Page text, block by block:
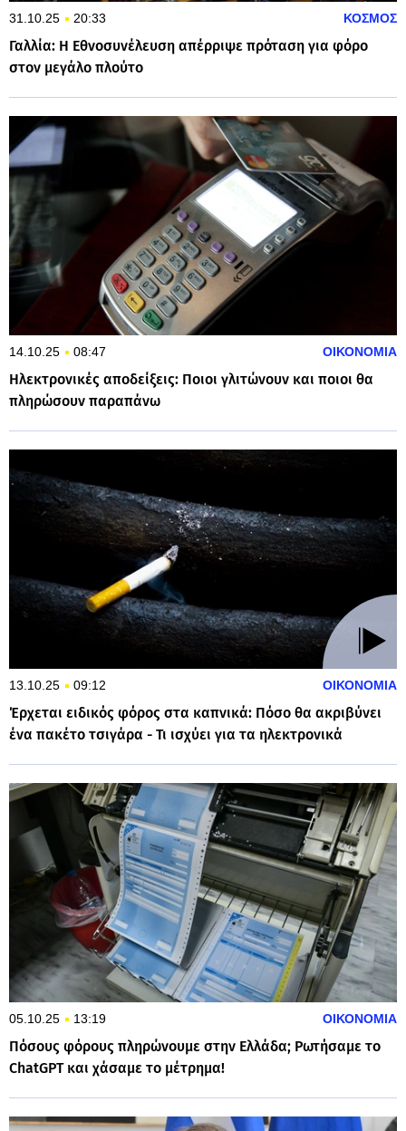
31.10.25 20:33 ΚΟΣΜΟΣ
Γαλλία: Η Εθνοσυνέλευση απέρριψε πρόταση για φόρο
στον μεγάλο πλούτο
14.10.25 08:47 ΟΙΚΟΝΟΜΙΑ
Ηλεκτρονικές αποδείξεις: Ποιοι γλιτώνουν και ποιοι θα
πληρώσουν παραπάνω
13.10.25 09:12 ΟΙΚΟΝΟΜΙΑ
Έρχεται ειδικός φόρος στα καπνικά: Πόσο θα ακριβύνει
ένα πακέτο τσιγάρα - Τι ισχύει για τα ηλεκτρονικά
05.10.25 13:19 ΟΙΚΟΝΟΜΙΑ
Πόσους φόρους πληρώνουμε στην Ελλάδα; Ρωτήσαμε το
ChatGPT και χάσαμε το μέτρημα!